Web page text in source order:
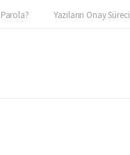
Yazıların Onay Süreci